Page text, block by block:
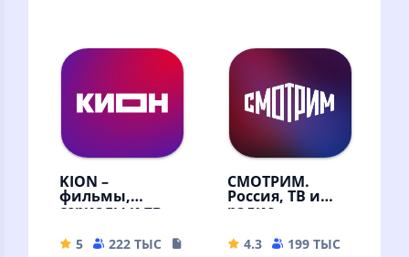
мультфильмы и ТВ-
каналы онлайн в
мультфильмы и ТВ
каналы
KION –
фильмы,
сериалы и тв
5 222 ТЫС
108.87 MB
СМОТРИМ.
Россия, ТВ и
радио
4.3 199 ТЫС